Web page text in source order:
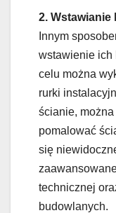
2. Wstawianie
Innym
wstawienie ich
celu można
rurki
ścianie,
pomalować
się
technicznej
budowlanych.